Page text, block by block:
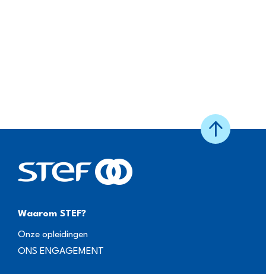
Waarom STEF?
Onze opleidingen
ONS ENGAGEMENT